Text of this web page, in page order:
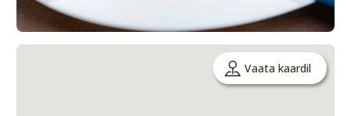
Vaata kaardil